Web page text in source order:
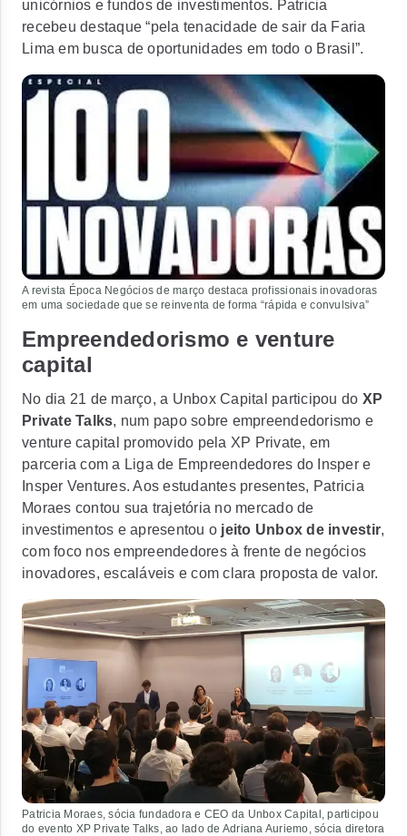
unicórnios e fundos de investimentos. Patricia
recebeu destaque “pela tenacidade de sair da Faria
Lima em busca de oportunidades em todo o Brasil”.
A revista Época Negócios de março destaca profissionais inovadoras
em uma sociedade que se reinventa de forma “rápida e convulsiva”
Empreendedorismo e venture
capital
No dia 21 de março, a Unbox Capital participou do XP
Private Talks, num papo sobre empreendedorismo e
venture capital promovido pela XP Private, em
parceria com a Liga de Empreendedores do Insper e
Insper Ventures. Aos estudantes presentes, Patricia
Moraes contou sua trajetória no mercado de
investimentos e apresentou o jeito Unbox de investir,
com foco nos empreendedores à frente de negócios
inovadores, escaláveis e com clara proposta de valor.
Patricia Moraes, sócia fundadora e CEO da Unbox Capital, participou
do evento XP Private Talks, ao lado de Adriana Auriemo, sócia diretora